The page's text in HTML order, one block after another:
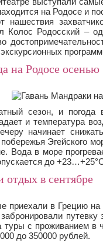
на Родосе и
нашествия
Колос Родосский –
на Родосе осенью
сезон, и погода
и температура
начинает
Эгейского
Вода в море
до
в сентябре
приехали в Грецию
с проживанием в
до 350000 рублей.